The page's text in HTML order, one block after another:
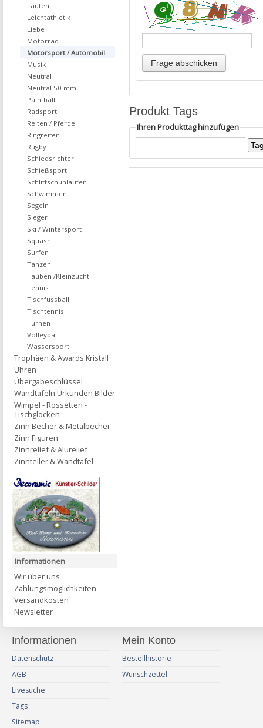
Produkt Tags
Ihren Produkttag hinzufügen
Laufen
Leichtathletik
Liebe
Motorrad
Motorsport / Automobil
Musik
Neutral
Neutral 50 mm
Paintball
Radsport
Reiten / Pferde
Ringreiten
Rugby
Schiedsrichter
Schießsport
Schlittschuhlaufen
Schwimmen
Segeln
Sieger
Ski / Wintersport
Squash
Surfen
Tanzen
Tauben /Kleinzucht
Tennis
Tischfussball
Tischtennis
Turnen
Volleyball
Wassersport
Trophäen & Awards Kristall
Uhren
Übergabeschlüssel
Wandtafeln Urkunden Bilder
Wimpel - Rossetten -
Tischglocken
Zinn Becher & Metalbecher
Zinn Figuren
Zinnrelief & Alurelief
Zinnteller & Wandtafel
Informationen
Wir über uns
Zahlungsmöglichkeiten
Versandkosten
Newsletter
Informationen
Datenschutz
AGB
Livesuche
Tags
Sitemap
Mein Konto
Bestellhistorie
Wunschzettel